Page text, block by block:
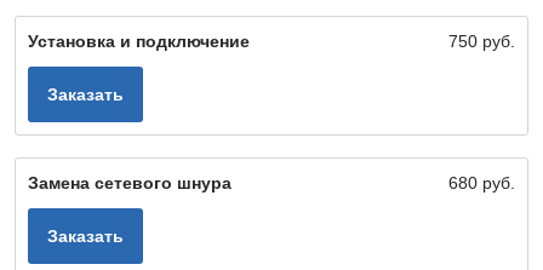
Установка и подключение 750 руб.
Заказать
Замена сетевого шнура 680 руб.
Заказать